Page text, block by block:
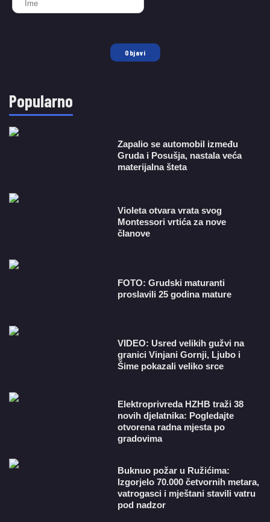
Objavi
Popularno
Zapalio se automobil između
Gruda i Posušja, nastala veća
materijalna šteta
Violeta otvara vrata svog
Montessori vrtića za nove
članove
FOTO: Grudski maturanti
proslavili 25 godina mature
VIDEO: Usred velikih gužvi na
granici Vinjani Gornji, Ljubo i
Šime pokazali veliko srce
​Elektroprivreda HZHB traži 38
novih djelatnika: Pogledajte
otvorena radna mjesta po
gradovima
Buknuo požar u Ružićima:
Izgorjelo 70.000 četvornih metara,
vatrogasci i mještani stavili vatru
pod nadzor